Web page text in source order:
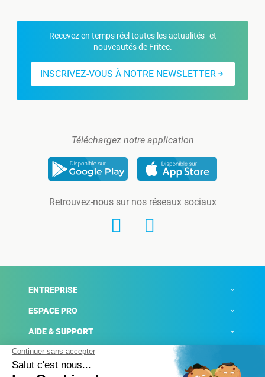
Recevez en temps réel toutes les actualités et
nouveautés de Fritec.
INSCRIVEZ-VOUS À NOTRE NEWSLETTER
Téléchargez notre application
Retrouvez-nous sur nos réseaux sociaux
ENTREPRISE
ESPACE PRO
AIDE & SUPPORT
ACTUALITÉS